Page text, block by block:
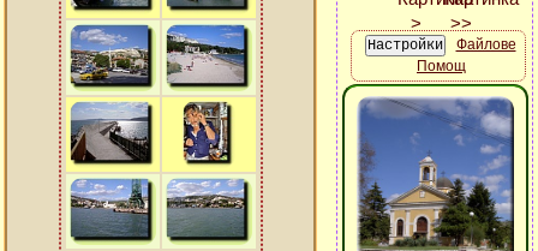
Файлове
Помощ